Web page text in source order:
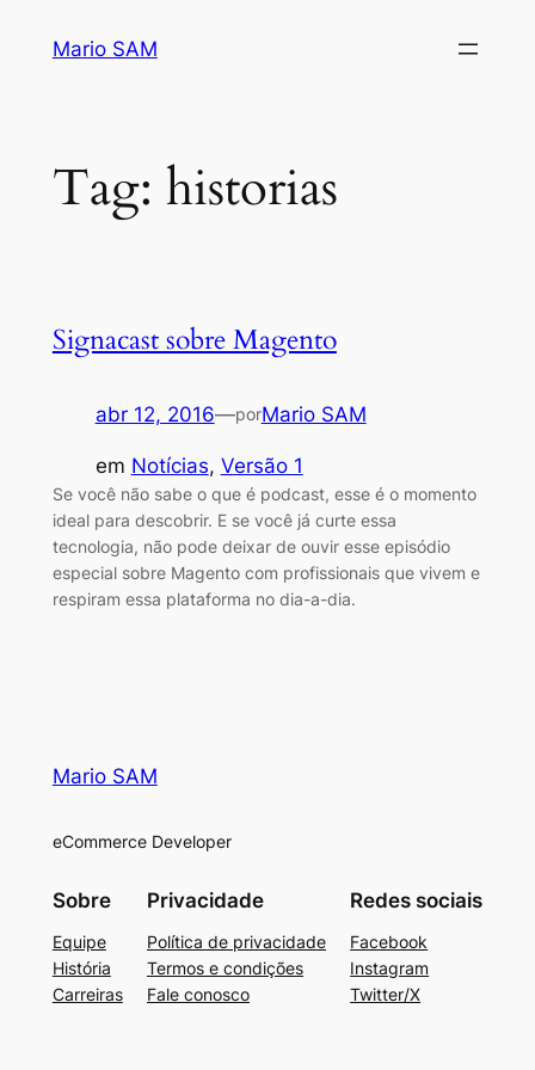
Mario SAM
Tag: historias
Signacast sobre Magento
abr 12, 2016—porMario SAM
em Notícias, Versão 1
Se você não sabe o que é podcast, esse é o momento
ideal para descobrir. E se você já curte essa
tecnologia, não pode deixar de ouvir esse episódio
especial sobre Magento com profissionais que vivem e
respiram essa plataforma no dia-a-dia.
Mario SAM
eCommerce Developer
Sobre
Equipe
História
Carreiras
Privacidade
Política de privacidade
Termos e condições
Fale conosco
Redes sociais
Facebook
Instagram
Twitter/X